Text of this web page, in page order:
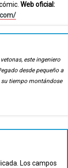
Web oficial:
este ingeniero
desde pequeño a
tiempo montándose
Los campos